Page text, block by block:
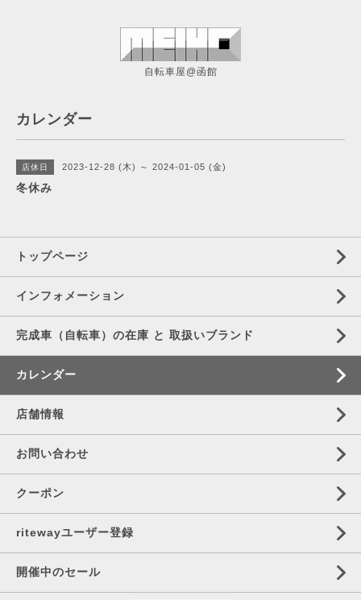
自転車屋@函館
カレンダー
店休日 2023-12-28 (木) ～ 2024-01-05 (金)
冬休み
トップページ
インフォメーション
完成車（自転車）の在庫 と 取扱いブランド
カレンダー
店舗情報
お問い合わせ
クーポン
ritewayユーザー登録
開催中のセール